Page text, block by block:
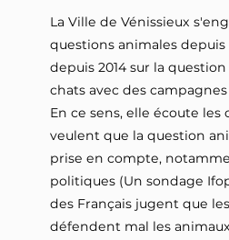
La Ville de Vénissieux
questions animales
depuis 2014 sur la
chats avec des
En ce sens, elle écoute les
veulent que la question
prise en compte,
politiques (Un sondage
des Français jugent que
défendent mal les